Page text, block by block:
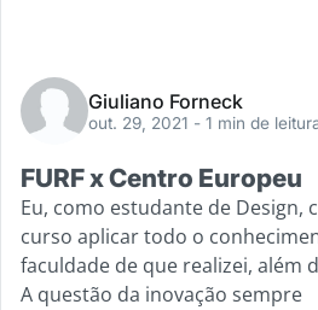
Giuliano Forneck
out. 29, 2021 - 1 min de
FURF x Centro Europeu
Eu, como estudante de Design,
curso aplicar todo o
faculdade de que realizei, além
A questão da inovação sempre